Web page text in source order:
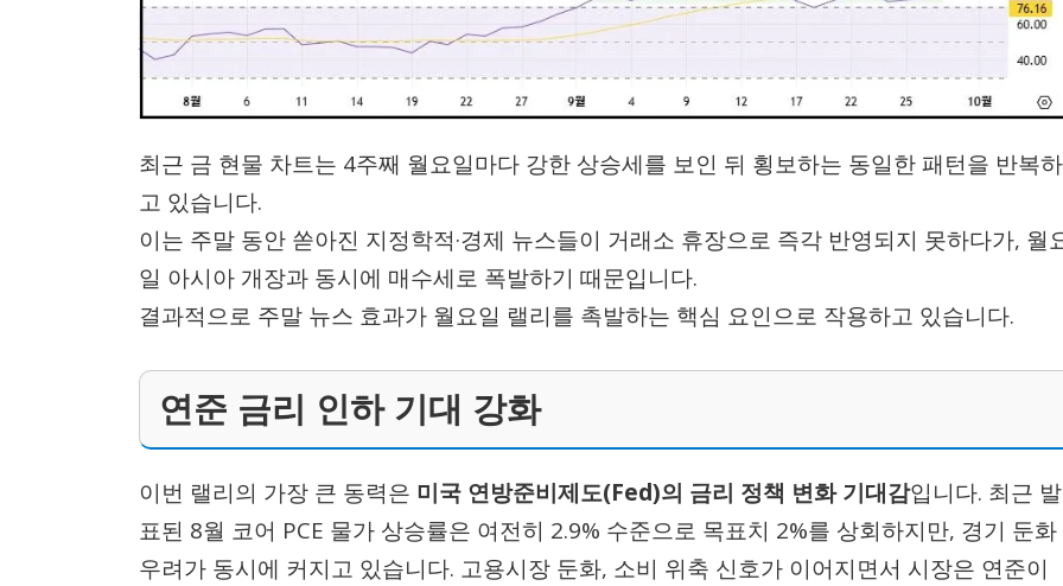
최근 금 현물 차트는 4주째 월요일마다 강한 상승세를 보인 뒤 횡보하는 동일한 패턴을 반복하
고 있습니다.
이는 주말 동안 쏟아진 지정학적·경제 뉴스들이 거래소 휴장으로 즉각 반영되지 못하다가, 월
일 아시아 개장과 동시에 매수세로 폭발하기 때문입니다.
결과적으로 주말 뉴스 효과가 월요일 랠리를 촉발하는 핵심 요인으로 작용하고 있습니다.
연준 금리 인하 기대 강화
이번 랠리의 가장 큰 동력은 미국 연방준비제도(Fed)의 금리 정책 변화 기대감입니다. 최근 발
표된 8월 코어 PCE 물가 상승률은 여전히 2.9% 수준으로 목표치 2%를 상회하지만, 경기 둔화
우려가 동시에 커지고 있습니다. 고용시장 둔화, 소비 위축 신호가 이어지면서 시장은 연준이